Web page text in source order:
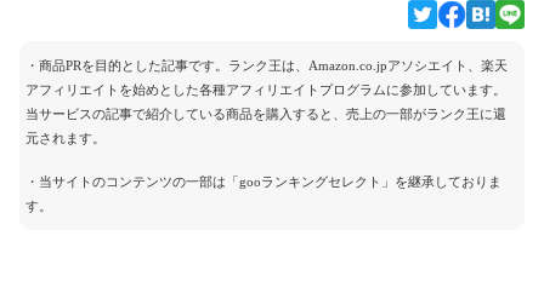
・商品PRを目的とした記事です。ランク王は、Amazon.co.jpアソシエイト、楽天
アフィリエイトを始めとした各種アフィリエイトプログラムに参加しています。
当サービスの記事で紹介している商品を購入すると、売上の一部がランク王に還
元されます。
・当サイトのコンテンツの一部は「gooランキングセレクト」を継承しておりま
す。